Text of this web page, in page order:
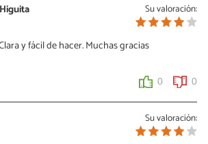
Su valoración:
y fácil de hacer. Muchas gracias
0 0
Su valoración: